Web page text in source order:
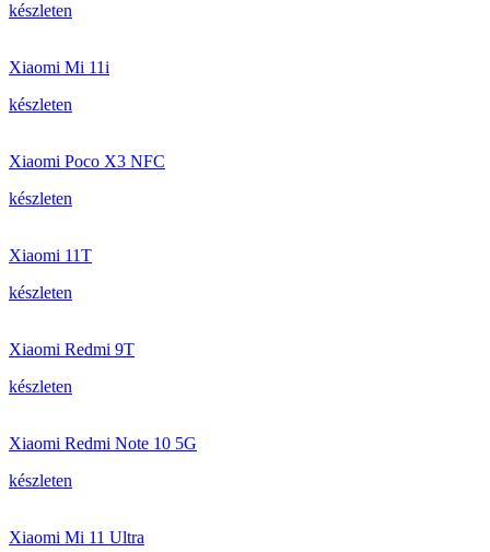
készleten
Xiaomi Mi 11i
készleten
Xiaomi Poco X3 NFC
készleten
Xiaomi 11T
készleten
Xiaomi Redmi 9T
készleten
Xiaomi Redmi Note 10 5G
készleten
Xiaomi Mi 11 Ultra